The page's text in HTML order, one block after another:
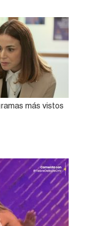
más vistos